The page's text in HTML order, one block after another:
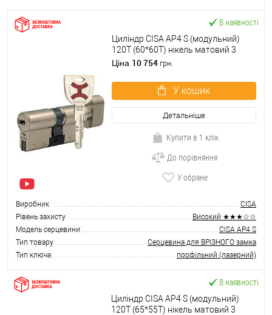
В наявності
Циліндр CISA AP4 S (модульний)
120T (60*60T) нікель матовий 3
ключі
Ціна 10 754 грн.
У кошик
Детальніше
Купити в 1 клік
До порівняння
У обране
Виробник
CISA
Рівень захисту
Високий ★★★☆☆
Модель серцевини
CISA AP4 S
Тип товару
Серцевина для ВРІЗНОГО замка
Тип ключа
профільний (лазерний)
В наявності
Циліндр CISA AP4 S (модульний)
120T (65*55T) нікель матовий 3